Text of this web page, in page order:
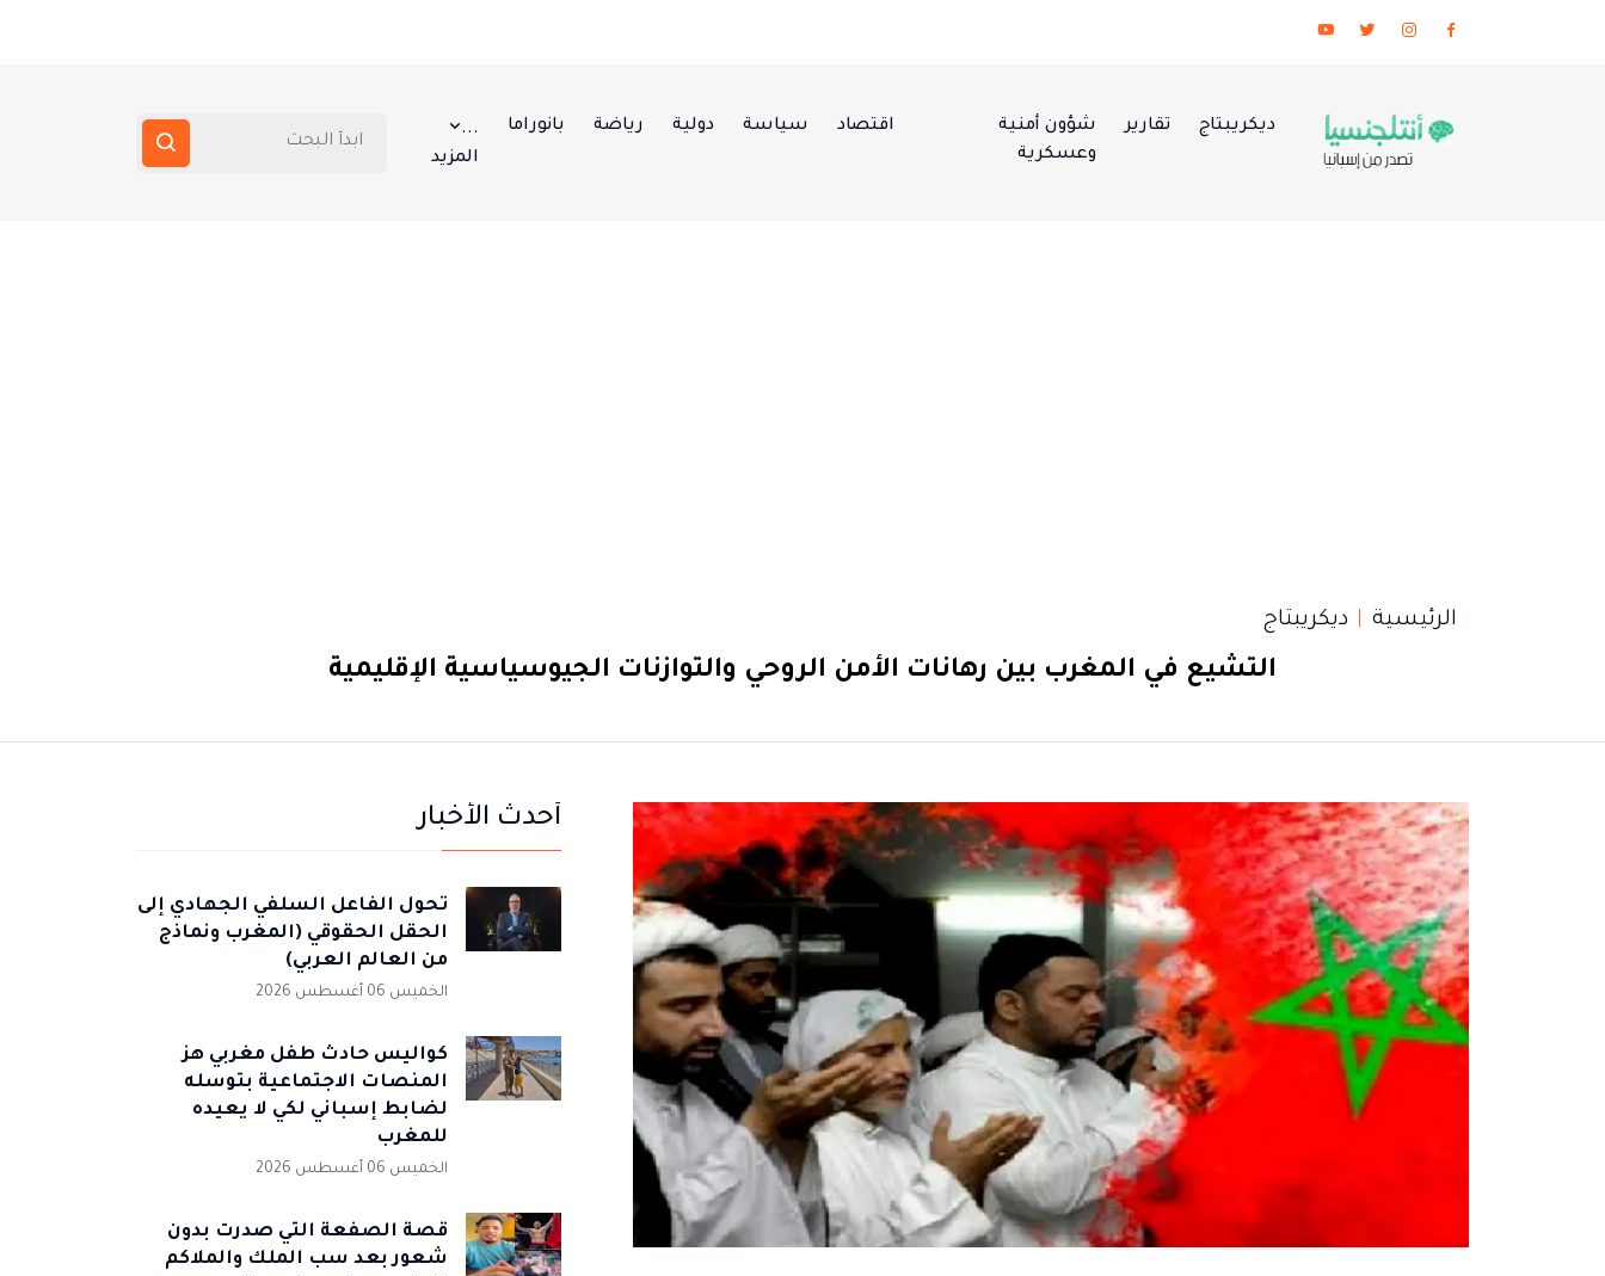
ديكريبتاج تقارير
شؤون أمنية
وعسكرية
اقتصاد سياسة دولية رياضة بانوراما
...
المزيد
الرئيسية ديكريبتاج
التشيع في المغرب بين رهانات الأمن الروحي والتوازنات الجيوسياسية الإقليمية
أحدث الأخبار
تحول الفاعل السلفي الجهادي إلى
الحقل الحقوقي (المغرب ونماذج
من العالم العربي)
الخميس 06 أغسطس 2026
كواليس حادث طفل مغربي هز
المنصات الاجتماعية بتوسله
لضابط إسباني لكي لا يعيده
للمغرب
الخميس 06 أغسطس 2026
قصة الصفعة التي صدرت بدون
شعور بعد سب الملك والملاكم